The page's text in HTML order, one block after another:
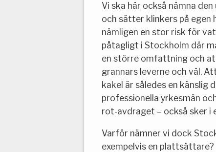
Vi ska här också nämna
och sätter klinkers på egen
nämligen en stor risk för
påtagligt i Stockholm där
en större omfattning och
grannars leverne och väl.
kakel är således en känslig
professionella yrkesmän
rot-avdraget – också sker i
Varför nämner vi dock
exempelvis en plattsättare?